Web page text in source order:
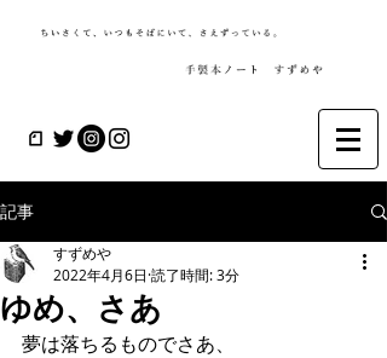
記事
ゆめ、さあ
すずめや
2022年4月6日 読了時間: 3分
夢は落ちるものでさあ、